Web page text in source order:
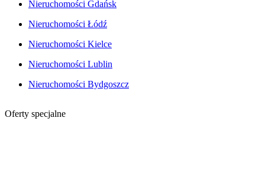
Nieruchomości Gdańsk
Nieruchomości Łódź
Nieruchomości Kielce
Nieruchomości Lublin
Nieruchomości Bydgoszcz
Oferty specjalne